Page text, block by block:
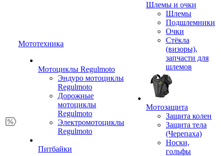
Мототехника
Мотоциклы Regulmoto
Эндуро мотоциклы
Regulmoto
Дорожные
мотоциклы
Regulmoto
Электромотоциклы
Regulmoto
Питбайки
Шлемы и очки
Шлемы
Подшлемники
Очки
Стёкла
(визоры),
запчасти для
шлемов
Мотозащита
Защита колен
Защита тела
(Черепаха)
Носки,
гольфы